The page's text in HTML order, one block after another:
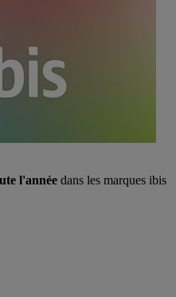
l'année dans les marques ibis